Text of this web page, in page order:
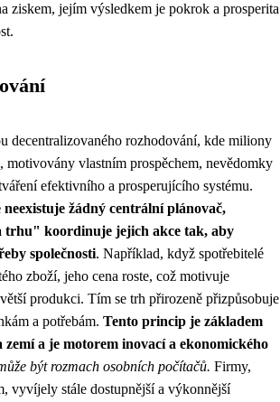
ziskem, jejím výsledkem je pokrok a prosperita
decentralizovaného rozhodování, kde miliony
motivovány vlastním prospěchem, nevědomky
efektivního a prosperujícího systému.
neexistuje žádný centrální plánovač,
trhu" koordinuje jejich akce tak, aby
společnosti. Například, když spotřebitelé
zboží, jeho cena roste, což motivuje
produkci. Tím se trh přirozeně přizpůsobuje
a potřebám. Tento princip je základem
a je motorem inovací a ekonomického
být rozmach osobních počítačů. Firmy,
vyvíjely stále dostupnější a výkonnější